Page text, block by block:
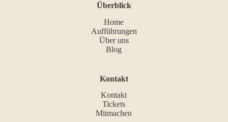
Überblick
Home
Aufführungen
Über uns
Blog
Kontakt
Kontakt
Tickets
Mitmachen